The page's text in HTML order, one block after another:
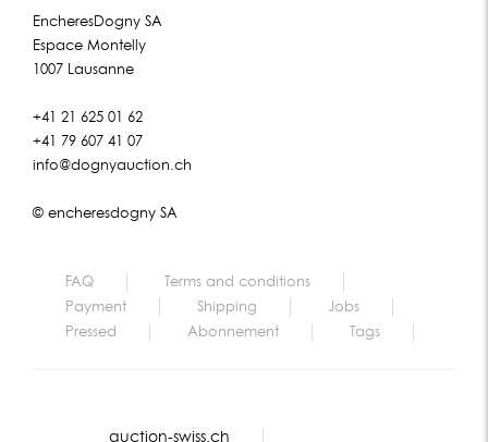
EncheresDogny SA
Espace Montelly
1007 Lausanne
+41 21 625 01 62
+41 79 607 41 07
info@dognyauction.ch
© encheresdogny SA
FAQ
Terms and conditions
Payment
Shipping
Jobs
Pressed
Abonnement Tags
auction-swiss.ch